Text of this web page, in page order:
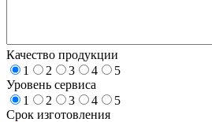
Качество продукции
1
2 3 4
5
Уровень сервиса
1
2 3 4
5
Срок изготовления